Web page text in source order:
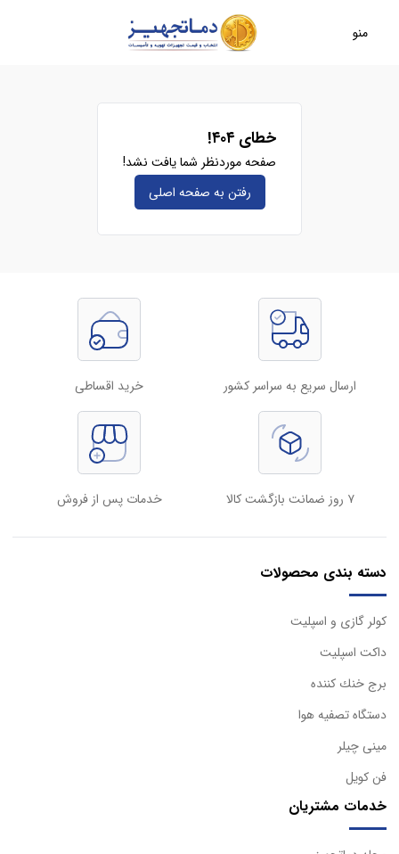
منو
خطای ۴۰۴!
صفحه موردنظر شما یافت نشد!
رفتن به صفحه‌ اصلی
ارسال سریع به سراسر کشور خرید اقساطی
۷ روز ضمانت بازگشت کالا خدمات پس از فروش
دسته بندی محصولات
كولر گازی و اسپليت
داكت اسپليت
برج خنك كننده
دستگاه تصفيه هوا
مینی چیلر
فن کویل
خدمات مشتریان